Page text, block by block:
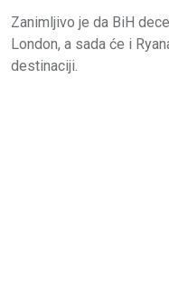
Zanimljivo je da BiH
London, a sada će i
destinaciji.